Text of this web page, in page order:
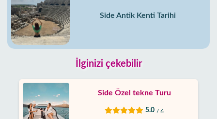
Side Antik Kenti Tarihi
İlginizi çekebilir
Side Özel tekne Turu
5.0 / 6